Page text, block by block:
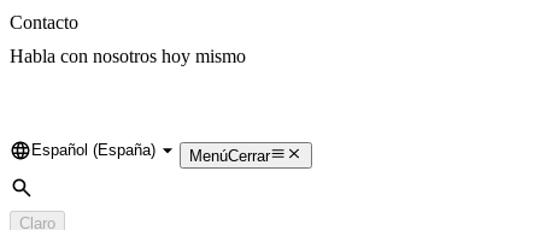
Contacto
Habla con nosotros hoy mismo
Language
Español (España) MenúCerrar
Búsqueda
Claro